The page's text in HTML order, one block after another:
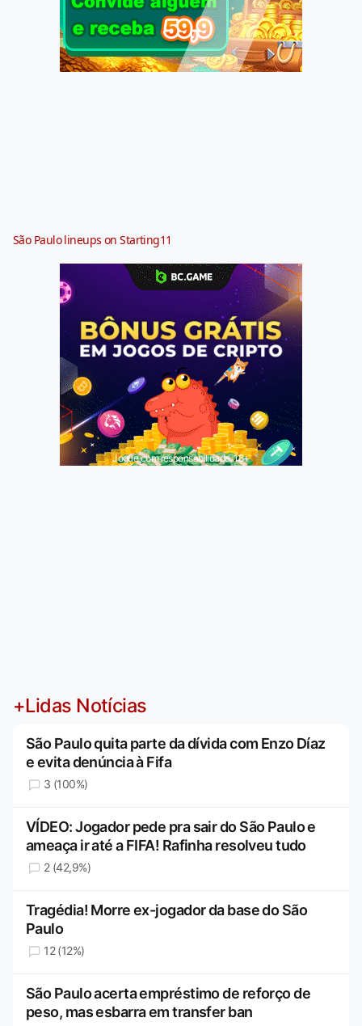
São Paulo lineups on Starting11
Jogue com responsabilidade. 18+
+Lidas Notícias
São Paulo quita parte da dívida com Enzo Díaz
e evita denúncia à Fifa
3 (100%)
VÍDEO: Jogador pede pra sair do São Paulo e
ameaça ir até a FIFA! Rafinha resolveu tudo
2 (42,9%)
Tragédia! Morre ex-jogador da base do São
Paulo
12 (12%)
São Paulo acerta empréstimo de reforço de
peso, mas esbarra em transfer ban